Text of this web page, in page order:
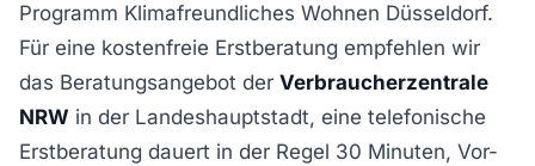
Programm Klimafreundliches Wohnen Düsseldorf.
Für eine kostenfreie Erstberatung empfehlen wir
das Beratungsangebot der Verbraucherzentrale
NRW in der Landeshauptstadt, eine telefonische
Erstberatung dauert in der Regel 30 Minuten, Vor-